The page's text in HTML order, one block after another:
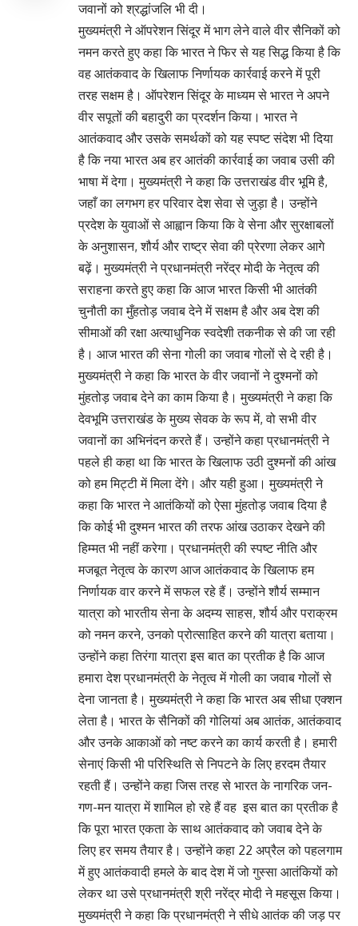
जवानों को श्रद्धांजलि भी दी।
मुख्यमंत्री ने ऑपरेशन सिंदूर में भाग लेने वाले वीर सैनिकों को
नमन करते हुए कहा कि भारत ने फिर से यह सिद्ध किया है कि
वह आतंकवाद के खिलाफ निर्णायक कार्रवाई करने में पूरी
तरह सक्षम है। ऑपरेशन सिंदूर के माध्यम से भारत ने अपने
वीर सपूतों की बहादुरी का प्रदर्शन किया। भारत ने
आतंकवाद और उसके समर्थकों को यह स्पष्ट संदेश भी दिया
है कि नया भारत अब हर आतंकी कार्रवाई का जवाब उसी की
भाषा में देगा। मुख्यमंत्री ने कहा कि उत्तराखंड वीर भूमि है,
जहाँ का लगभग हर परिवार देश सेवा से जुड़ा है। उन्होंने
प्रदेश के युवाओं से आह्वान किया कि वे सेना और सुरक्षाबलों
के अनुशासन, शौर्य और राष्ट्र सेवा की प्रेरणा लेकर आगे
बढ़ें। मुख्यमंत्री ने प्रधानमंत्री नरेंद्र मोदी के नेतृत्व की
सराहना करते हुए कहा कि आज भारत किसी भी आतंकी
चुनौती का मुँहतोड़ जवाब देने में सक्षम है और अब देश की
सीमाओं की रक्षा अत्याधुनिक स्वदेशी तकनीक से की जा रही
है। आज भारत की सेना गोली का जवाब गोलों से दे रही है।
मुख्यमंत्री ने कहा कि भारत के वीर जवानों ने दुश्मनों को
मुंहतोड़ जवाब देने का काम किया है। मुख्यमंत्री ने कहा कि
देवभूमि उत्तराखंड के मुख्य सेवक के रूप में, वो सभी वीर
जवानों का अभिनंदन करते हैं। उन्होंने कहा प्रधानमंत्री ने
पहले ही कहा था कि भारत के खिलाफ उठी दुश्मनों की आंख
को हम मिट्टी में मिला देंगे। और यही हुआ। मुख्यमंत्री ने
कहा कि भारत ने आतंकियों को ऐसा मुंहतोड़ जवाब दिया है
कि कोई भी दुश्मन भारत की तरफ आंख उठाकर देखने की
हिम्मत भी नहीं करेगा। प्रधानमंत्री की स्पष्ट नीति और
मजबूत नेतृत्व के कारण आज आतंकवाद के खिलाफ हम
निर्णायक वार करने में सफल रहे हैं। उन्होंने शौर्य सम्मान
यात्रा को भारतीय सेना के अदम्य साहस, शौर्य और पराक्रम
को नमन करने, उनको प्रोत्साहित करने की यात्रा बताया।
उन्होंने कहा तिरंगा यात्रा इस बात का प्रतीक है कि आज
हमारा देश प्रधानमंत्री के नेतृत्व में गोली का जवाब गोलों से
देना जानता है। मुख्यमंत्री ने कहा कि भारत अब सीधा एक्शन
लेता है। भारत के सैनिकों की गोलियां अब आतंक, आतंकवाद
और उनके आकाओं को नष्ट करने का कार्य करती है। हमारी
सेनाएं किसी भी परिस्थिति से निपटने के लिए हरदम तैयार
रहती हैं। उन्होंने कहा जिस तरह से भारत के नागरिक जन-
गण-मन यात्रा में शामिल हो रहे हैं वह इस बात का प्रतीक है
कि पूरा भारत एकता के साथ आतंकवाद को जवाब देने के
लिए हर समय तैयार है। उन्होंने कहा 22 अप्रैल को पहलगाम
में हुए आतंकवादी हमले के बाद देश में जो गुस्सा आतंकियों को
लेकर था उसे प्रधानमंत्री श्री नरेंद्र मोदी ने महसूस किया।
मुख्यमंत्री ने कहा कि प्रधानमंत्री ने सीधे आतंक की जड़ पर